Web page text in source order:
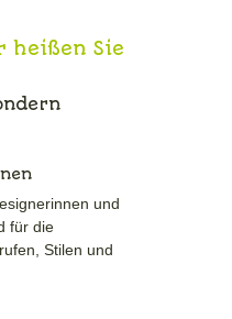
heißen Sie
und
für die
Stilen und